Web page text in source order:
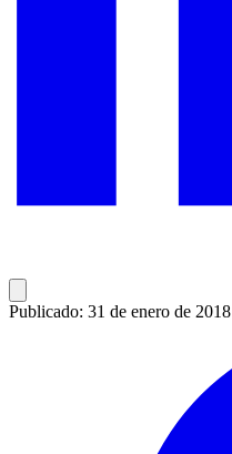
Publicado: 31 de enero de 2018